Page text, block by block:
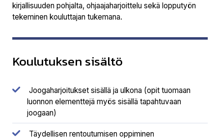
kirjallisuuden pohjalta, ohjaajaharjoittelu sekä lopputyön
tekeminen kouluttajan tukemana.
Koulutuksen sisältö
Joogaharjoitukset sisällä ja ulkona (opit tuomaan
luonnon elementtejä myös sisällä tapahtuvaan
joogaan)
Täydellisen rentoutumisen oppiminen